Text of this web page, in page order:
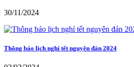
30/11/2024
Thông báo lịch nghỉ tết nguyên đán 2024